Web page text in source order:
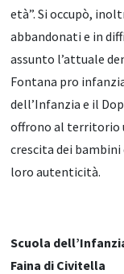
età”. Si occupò,
abbandonati e in
assunto l’attuale
Fontana pro
dell’Infanzia e il
offrono al territorio
crescita dei
loro autenticità.
Scuola
Faina di Civitella